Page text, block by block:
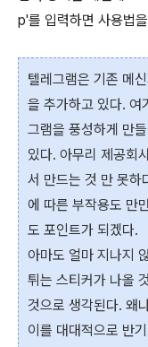
p'를 입력하면 사용법
텔레그램은 기존 메
을 추가하고 있다. 여
그램을 풍성하게 만
있다. 아무리 제공회
서 만드는 것 만 못하
에 따른 부작용도 만
도 포인트가 되겠다.
아마도 얼마 지나지
튀는 스티커가 나올
것으로 생각된다. 왜
이를 대대적으로 반